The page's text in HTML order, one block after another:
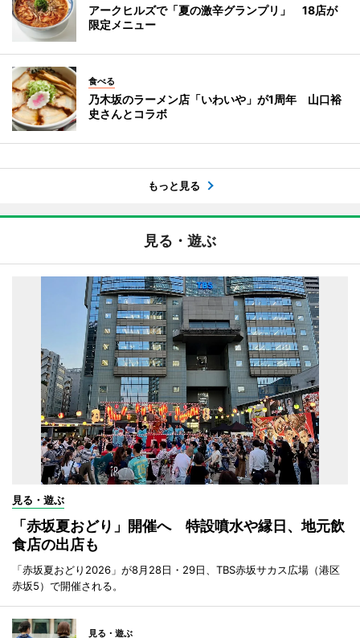
アークヒルズで「夏の激辛グランプリ」 18店が
限定メニュー
食べる
乃木坂のラーメン店「いわいや」が1周年 山口裕
史さんとコラボ
もっと見る
見る・遊ぶ
見る・遊ぶ
「赤坂夏おどり」開催へ 特設噴水や縁日、地元飲
食店の出店も
「赤坂夏おどり2026」が8月28日・29日、TBS赤坂サカス広場（港区
赤坂5）で開催される。
見る・遊ぶ